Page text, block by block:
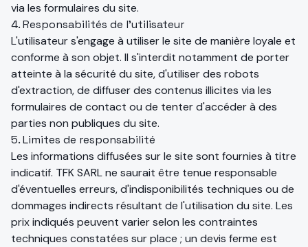
via les formulaires du site.
4. Responsabilités de l'utilisateur
L'utilisateur s'engage à utiliser le site de manière loyale et
conforme à son objet. Il s'interdit notamment de porter
atteinte à la sécurité du site, d'utiliser des robots
d'extraction, de diffuser des contenus illicites via les
formulaires de contact ou de tenter d'accéder à des
parties non publiques du site.
5. Limites de responsabilité
Les informations diffusées sur le site sont fournies à titre
indicatif. TFK SARL ne saurait être tenue responsable
d'éventuelles erreurs, d'indisponibilités techniques ou de
dommages indirects résultant de l'utilisation du site. Les
prix indiqués peuvent varier selon les contraintes
techniques constatées sur place ; un devis ferme est